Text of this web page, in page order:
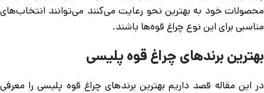
محصولات خود به بهترین نحو رعایت می‌کنند می‌توانند انتخاب‌های
مناسبی برای این نوع چراغ قوه‌ها باشند.
بهترین برندهای چراغ قوه پلیسی
در این مقاله قصد داریم بهترین برندهای چراغ قوه پلیسی را معرفی